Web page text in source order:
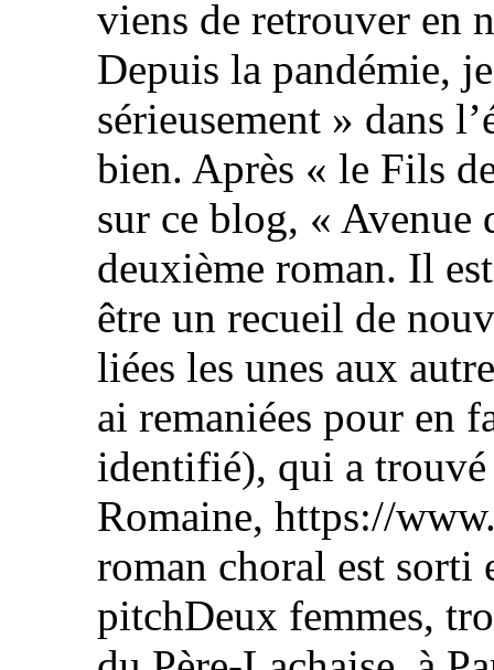
viens de retrouver en
Depuis la pandémie,
sérieusement » dans
bien. Après « le Fils
sur ce blog, « Avenue
deuxième roman. Il
être un recueil de
liées les unes aux
ai remaniées pour en
identifié), qui a
Romaine, https://
roman choral est
pitchDeux femmes,